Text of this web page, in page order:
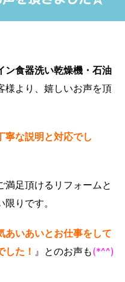
タ
ン食器洗い乾燥機・石油
様より、嬉しいお声を頂
寧な説明と対応でし
満足頂けるリフォームと
りです。
あいあいとお仕事をして
た！ 』とのお声も(*^^)